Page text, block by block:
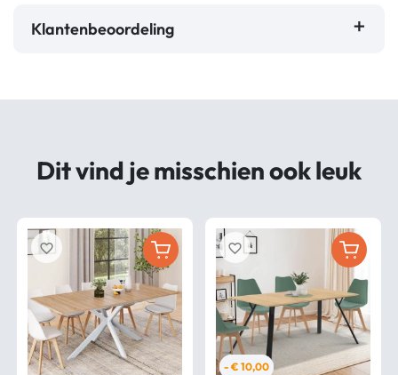
Klantenbeoordeling
Dit vind je misschien ook leuk
favorite_border
- € 10,00
favorite_border